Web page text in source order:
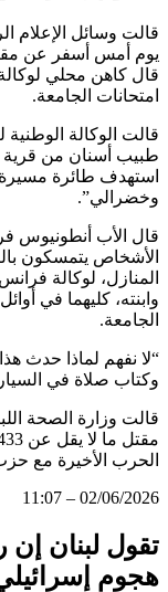
قالت وسائل الإعلام
يوم أمس أسفر عن مقتل
قال كاهن محلي
امتحانات الجامعة.
طبيب أسنان من قرية
استهدف طائرة مسيرة
وخضرالي”.
قال الأب أنطونيوس
الأشخاص يتمسكون
المنازل، لوكالة
وابنته، كليهما في
الجامعة.
“لا نفهم لماذا حدث
وكتاب صلاة في
قالت وزارة الصحة
الحرب الأخيرة مع حزب
02/06/2026 – 11:07
تقول لبنان إن
هجوم